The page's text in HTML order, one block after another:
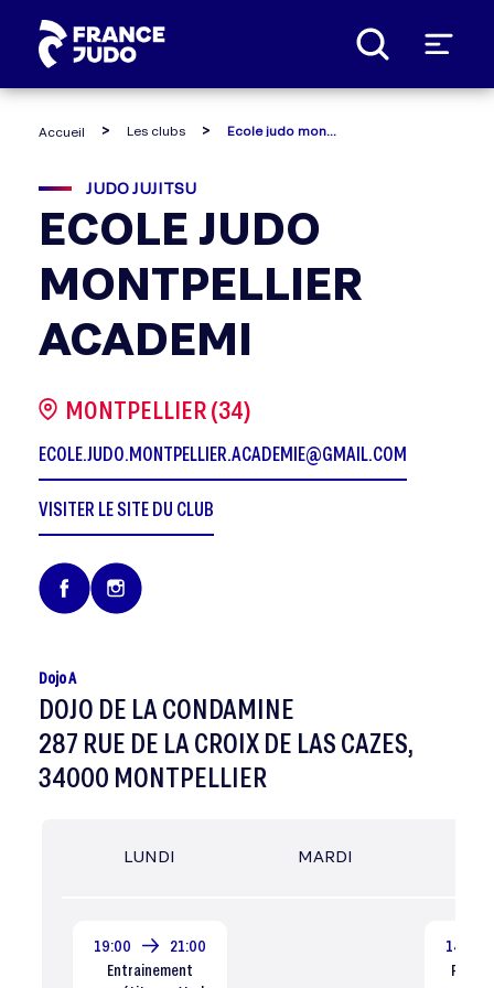
Accueil Les clubs
JUDO JUJITSU
ECOLE JUDO
MONTPELLIER
ACADEMI
MONTPELLIER (34)
ECOLE.JUDO.MONTPELLIER.ACADEMIE@GMAIL.COM
VISITER LE SITE DU CLUB
Dojo A
DOJO DE LA CONDAMINE
287 RUE DE LA CROIX DE LAS CAZES,
34000 MONTPELLIER
LUNDI
19:00
21:00
Entrainement
MARDI
14:00